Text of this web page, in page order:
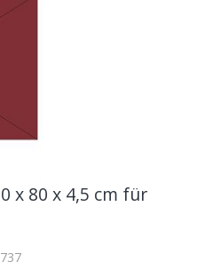
x 80 x 4,5 cm für